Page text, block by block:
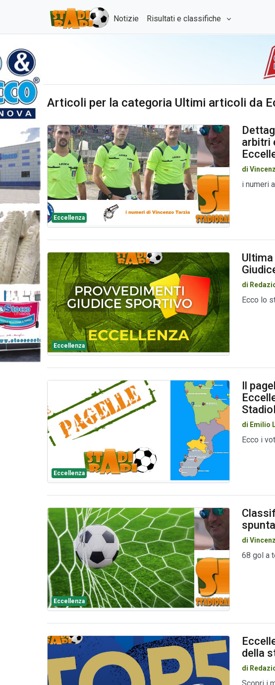
Notizie Risultati e classifiche
Articoli per la categoria Ultimi articoli da
Eccellenza
arbitri
di
i numeri
Eccellenza
di
Ecco lo
Eccellenza
Il
di Emilio
Ecco i
Eccellenza
di
68 gol a
della
di